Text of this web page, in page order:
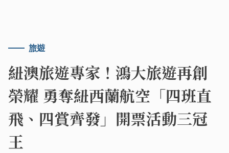
旅遊
紐澳旅遊專家！鴻大旅遊再創
榮耀 勇奪紐西蘭航空「四班直
飛、四賞齊發」開票活動三冠
王